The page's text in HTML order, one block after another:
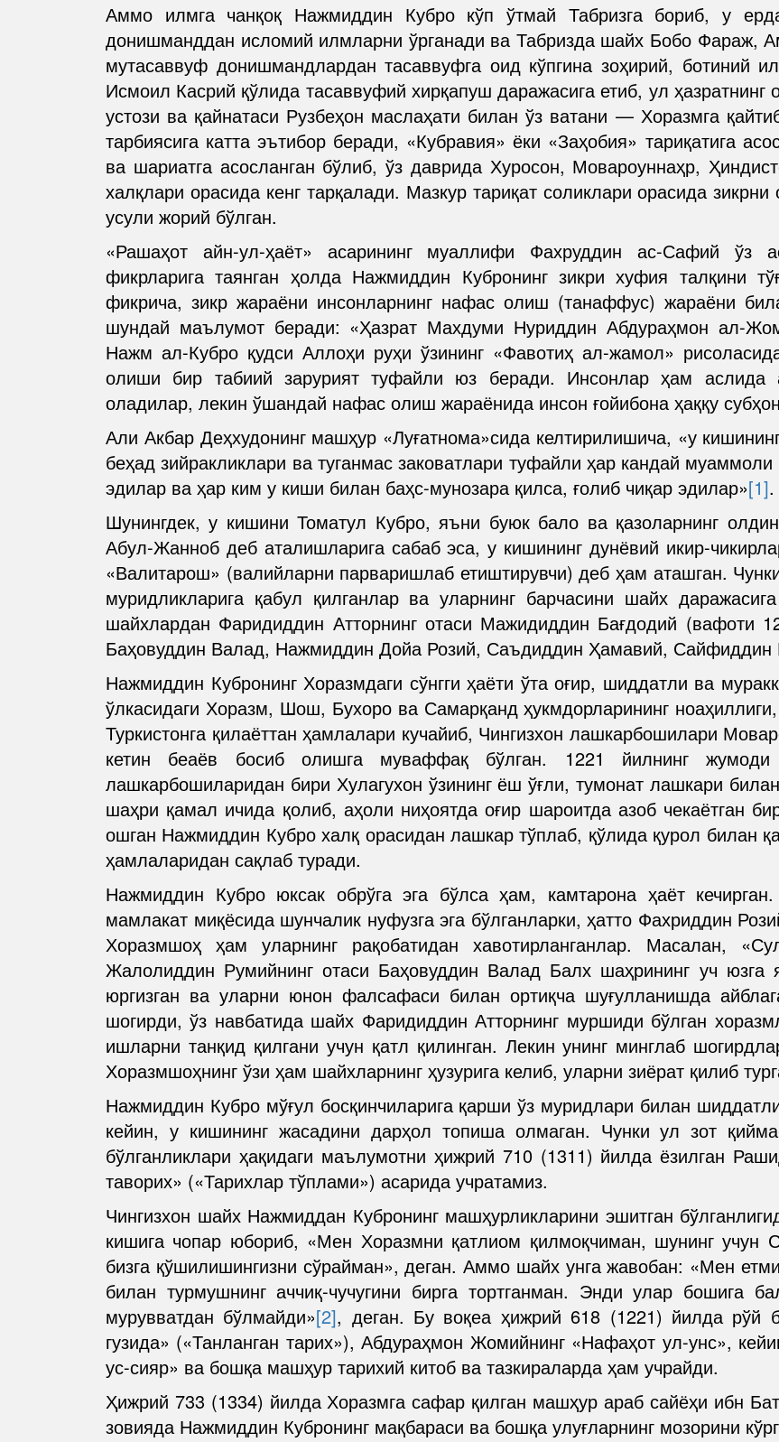
Аммо илмга чанқоқ Нажмиддин Кубро кўп ўтмай Табризга бориб, у
донишманддан исломий илмларни ўрганади ва Табризда шайх Бобо Фараж,
мутасаввуф донишмандлардан тасаввуфга оид кўпгина зоҳирий, ботиний
Исмоил Касрий қўлида тасаввуфий хирқапуш даражасига етиб, ул
устози ва қайнатаси Рузбеҳон маслаҳати билан ўз ватани — Хоразмга
тарбиясига катта эътибор беради, «Кубравия» ёки «Заҳобия» тариқатига
ва шариатга асосланган бўлиб, ўз даврида Хуросон, Мовароуннаҳр,
халқлари орасида кенг тарқалади. Мазкур тариқат соликлари орасида
усули жорий бўлган.
«Рашаҳот айн-ул-ҳаёт» асарининг муаллифи Фахруддин ас-Сафий ўз
фикрларига таянган ҳолда Нажмиддин Кубронинг зикри хуфия талқини
фикрича, зикр жараёни инсонларнинг нафас олиш (танаффус) жараёни
шундай маълумот беради: «Ҳазрат Махдуми Нуриддин Абдураҳмон ал-
Нажм ал-Кубро қудси Аллоҳи руҳи ўзининг «Фавотиҳ ал-жамол»
олиши бир табиий зарурият туфайли юз беради. Инсонлар ҳам аслида
оладилар, лекин ўшандай нафас олиш жараёнида инсон ғойибона ҳаққу
Али Акбар Деҳхудонинг машҳур «Луғатнома»сида келтирилишича, «у
беҳад зийракликлари ва туганмас заковатлари туфайли ҳар кандай
эдилар ва ҳар ким у киши билан баҳс-мунозара қилса, ғолиб чиқар эдилар»[1].
Шунингдек, у кишини Томатул Кубро, яъни буюк бало ва қазоларнинг
Абул-Жанноб деб аталишларига сабаб эса, у кишининг дунёвий икир-
«Валитарош» (валийларни парваришлаб етиштирувчи) деб ҳам аташган.
муридликларига қабул қилганлар ва уларнинг барчасини шайх
шайхлардан Фаридиддин Атторнинг отаси Мажидиддин Бағдодий (вафоти
Баҳовуддин Валад, Нажмиддин Дойа Розий, Саъдиддин Ҳамавий, Сайфиддин
Нажмиддин Кубронинг Хоразмдаги сўнгги ҳаёти ўта оғир, шиддатли ва
ўлкасидаги Хоразм, Шош, Бухоро ва Самарқанд ҳукмдорларининг
Туркистонга қилаёттан ҳамлалари кучайиб, Чингизхон лашкарбошилари
кетин беаёв босиб олишга муваффақ бўлган. 1221 йилнинг
лашкарбошиларидан бири Хулагухон ўзининг ёш ўғли, тумонат лашкари
шаҳри қамал ичида қолиб, аҳоли ниҳоятда оғир шароитда азоб чекаётган
ошган Нажмиддин Кубро халқ орасидан лашкар тўплаб, қўлида қурол билан
ҳамлаларидан сақлаб туради.
Нажмиддин Кубро юксак обрўга эга бўлса ҳам, камтарона ҳаёт
мамлакат миқёсида шунчалик нуфузга эга бўлганларки, ҳатто Фахриддин
Хоразмшоҳ ҳам уларнинг рақобатидан хавотирланганлар. Масалан,
Жалолиддин Румийнинг отаси Баҳовуддин Валад Балх шаҳрининг уч
юргизган ва уларни юнон фалсафаси билан ортиқча шуғулланишда
шогирди, ўз навбатида шайх Фаридиддин Атторнинг муршиди бўлган
ишларни танқид қилгани учун қатл қилинган. Лекин унинг минглаб
Хоразмшоҳнинг ўзи ҳам шайхларнинг ҳузурига келиб, уларни зиёрат қилиб
Нажмиддин Кубро мўғул босқинчиларига қарши ўз муридлари билан
кейин, у кишининг жасадини дарҳол топиша олмаган. Чунки ул зот
бўлганликлари ҳақидаги маълумотни ҳижрий 710 (1311) йилда ёзилган
таворих» («Тарихлар тўплами») асарида учратамиз.
Чингизхон шайх Нажмиддан Кубронинг машҳурликларини эшитган
кишига чопар юбориб, «Мен Хоразмни қатлиом қилмоқчиман, шунинг учун
бизга қўшилишингизни сўрайман», деган. Аммо шайх унга жавобан: «Мен
билан турмушнинг аччиқ-чучугини бирга тортганман. Энди улар бошига
мурувватдан бўлмайди»[2], деган. Бу воқеа ҳижрий 618 (1221) йилда рўй
гузида» («Танланган тарих»), Абдураҳмон Жомийнинг «Нафаҳот ул-унс»,
ус-сияр» ва бошқа машҳур тарихий китоб ва тазкираларда ҳам учрайди.
Ҳижрий 733 (1334) йилда Хоразмга сафар қилган машҳур араб сайёҳи ибн
зовияда Нажмиддин Кубронинг мақбараси ва бошқа улуғларнинг мозорини